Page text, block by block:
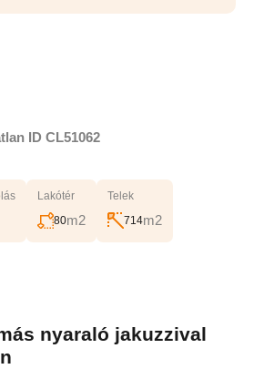
ID CL51062
Lakótér
80m2
Telek
714m2
nyaraló jakuzzival